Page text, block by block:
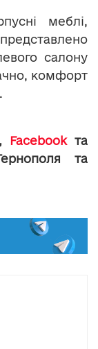
меблі,
представлено
салону
комфорт
Facebookта
та